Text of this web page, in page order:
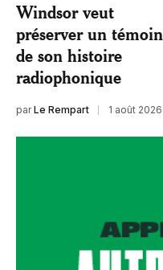
Windsor veut
préserver un témoin
de son histoire
radiophonique
par Le Rempart 1 août 2026